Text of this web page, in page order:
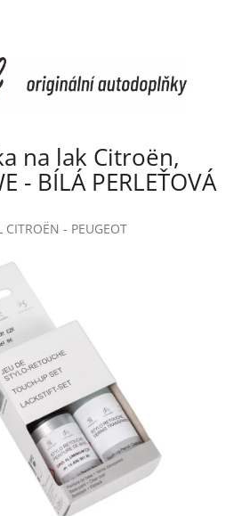
na lak Citroën,
- BÍLÁ PERLEŤOVÁ
- PEUGEOT